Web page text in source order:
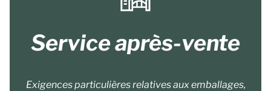
Service après-vente
Exigences particulières relatives aux emballages,